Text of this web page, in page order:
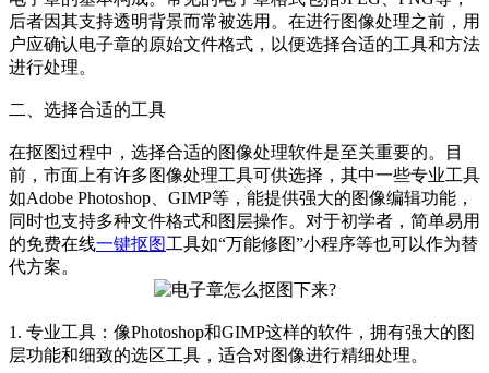
后者因其支持透明背景而常被选用。在进行图像处理之前，用
户应确认电子章的原始文件格式，以便选择合适的工具和方法
进行处理。
二、选择合适的工具
在抠图过程中，选择合适的图像处理软件是至关重要的。目
前，市面上有许多图像处理工具可供选择，其中一些专业工具
如Adobe Photoshop、GIMP等，能提供强大的图像编辑功能，
同时也支持多种文件格式和图层操作。对于初学者，简单易用
的免费在线一键抠图工具如“万能修图”小程序等也可以作为替
代方案。
1. 专业工具：像Photoshop和GIMP这样的软件，拥有强大的图
层功能和细致的选区工具，适合对图像进行精细处理。